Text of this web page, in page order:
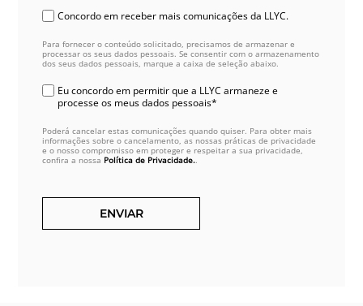
Concordo em receber mais comunicações da LLYC.
Para fornecer o conteúdo solicitado, precisamos de armazenar e
processar os seus dados pessoais. Se consentir com o armazenamento
dos seus dados pessoais, marque a caixa de seleção abaixo.
Eu concordo em permitir que a LLYC armaneze e
processe os meus dados pessoais*
Poderá cancelar estas comunicações quando quiser. Para obter mais
informações sobre o cancelamento, as nossas práticas de privacidade
e o nosso compromisso em proteger e respeitar a sua privacidade,
confira a nossa Política de Privacidade..